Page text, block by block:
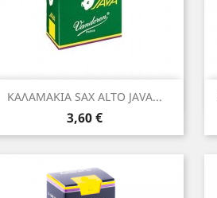
ΚΑΛΑΜΑΚΙΑ SAX ALTO JAVA...
Τιμή
3,60 €
Γρήγορη προβολή